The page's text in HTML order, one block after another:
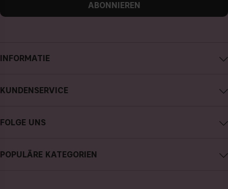
INFORMATIE
Über CAIA Cosmetics
Datenschutzerklärung
KUNDENSERVICE
Kauf widerrufen
FOLGE UNS
Facebook
POPULÄRE KATEGORIEN
ABONNIEREN